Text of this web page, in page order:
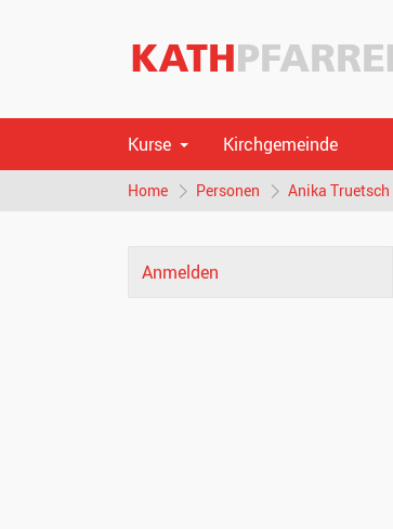
Kurse Kirchgemeinde
Home Personen Anika Truetsch
Anmelden